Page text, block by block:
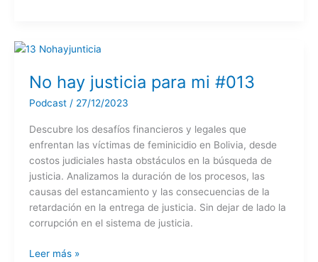
No hay justicia para mi #013
Podcast/ 27/12/2023
Descubre los desafíos financieros y legales que
enfrentan las víctimas de feminicidio en Bolivia, desde
costos judiciales hasta obstáculos en la búsqueda de
justicia. Analizamos la duración de los procesos, las
causas del estancamiento y las consecuencias de la
retardación en la entrega de justicia. Sin dejar de lado la
corrupción en el sistema de justicia.
No
Leer más »